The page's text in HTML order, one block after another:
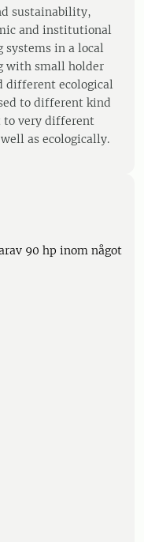
sustainability,
and institutional
systems in a local
with small holder
different ecological
to different kind
to very different
as ecologically.
90 hp inom något